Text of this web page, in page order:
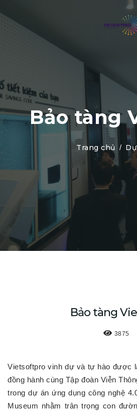
Bảo tàng
Trang chủ
Bảo tàng
3875
Vietsoftpro vinh dự và tự hào được
đồng hành cùng Tập đoàn Viễn
trong dự án ứng dụng công nghệ
Museum nhằm trân trọng con